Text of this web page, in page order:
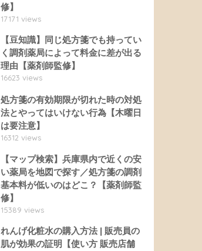
修】
17171 views
【豆知識】同じ処方箋でも持ってい
く調剤薬局によって料金に差が出る
理由【薬剤師監修】
16623 views
処方箋の有効期限が切れた時の対処
法とやってはいけない行為【木曜日
は要注意】
16312 views
【マップ検索】兵庫県内で近くの安
い薬局を地図で探す／処方箋の調剤
基本料が低いのはどこ？【薬剤師監
修】
15389 views
れんげ化粧水の購入方法 | 販売員の
肌が効果の証明【使い方 販売店舗